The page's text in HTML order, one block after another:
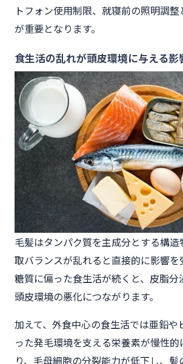
トフォン使用制限、就寝前の照明調
が重要となります。
食生活の乱れが頭皮環境に与える影
毛髪はタンパク質を主成分とする構造
取バランスが乱れると直接的に影響を
糖質に偏った食生活が続くと、皮脂分
頭皮環境の悪化につながります。
加えて、外食中心の食生活では亜鉛や
った発毛環境を支える栄養素が慢性
り、毛母細胞の分裂能力が低下し、髪